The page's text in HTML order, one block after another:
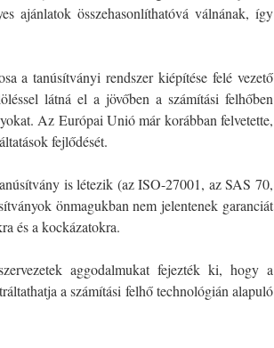
ajánlatok összehasonlíthatóvá válnának, így
a tanúsítványi rendszer kiépítése felé vezető
látná el a jövőben a számítási felhőben
Az Európai Unió már korábban felvetette,
fejlődését.
is létezik (az ISO-27001, az SAS 70,
önmagukban nem jelentenek garanciát
és a kockázatokra.
aggodalmukat fejezték ki, hogy a
a számítási felhő technológián alapuló